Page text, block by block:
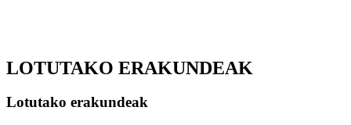
LOTUTAKO ERAKUNDEAK
Lotutako erakundeak